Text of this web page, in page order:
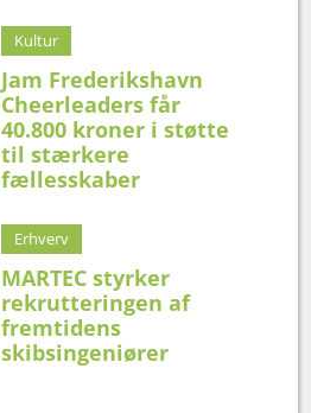
Kultur
Jam Frederikshavn
Cheerleaders får
40.800 kroner i støtte
til stærkere
fællesskaber
Erhverv
MARTEC styrker
rekrutteringen af
fremtidens
skibsingeniører